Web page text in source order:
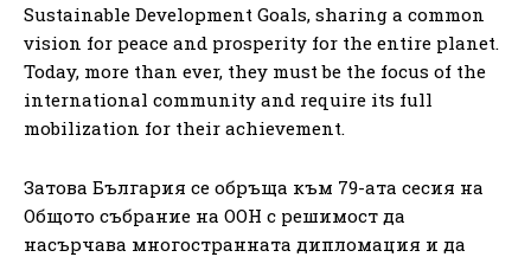
Sustainable Development Goals, sharing a common
vision for peace and prosperity for the entire planet.
Today, more than ever, they must be the focus of the
international community and require its full
mobilization for their achievement.
Затова България се обръща към 79-ата сесия на
Общото събрание на ООН с решимост да
насърчава многостранната дипломация и да